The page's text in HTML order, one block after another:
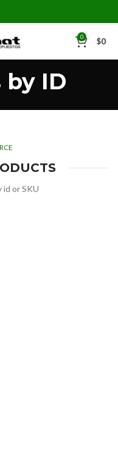
0 $0
by ID
or SKU